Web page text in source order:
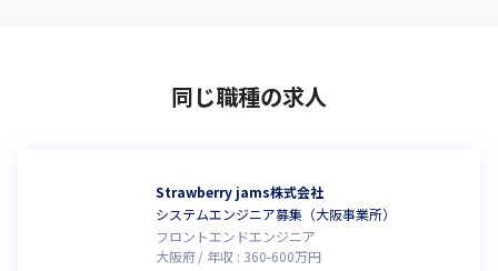
同じ職種の求人
Strawberry jams株式会社
システムエンジニア募集（大阪事業所）
フロントエンドエンジニア
大阪府
年収 : 360-600万円